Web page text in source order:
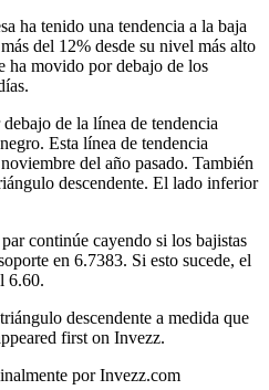
ha tenido una tendencia a la baja
del 12% desde su nivel más alto
ha movido por debajo de los
de la línea de tendencia
Esta línea de tendencia
del año pasado. También
descendente. El lado inferior
continúe cayendo si los bajistas
en 6.7383. Si esto sucede, el
6.60.
descendente a medida que
first on Invezz.
por Invezz.com